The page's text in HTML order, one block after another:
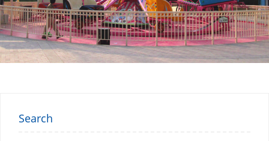
Search